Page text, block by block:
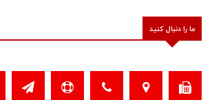
ما را دنبال کنید